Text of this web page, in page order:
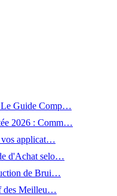
Le Guide Comp…
2026 : Comm…
applicat…
d'Achat selo…
de Brui…
des Meilleu…